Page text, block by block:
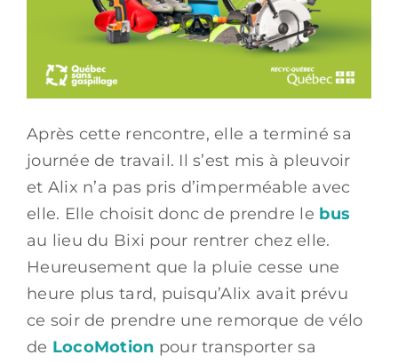
Après cette rencontre, elle a terminé sa
journée de travail. Il s’est mis à pleuvoir
et Alix n’a pas pris d’imperméable avec
elle. Elle choisit donc de prendre le bus
au lieu du Bixi pour rentrer chez elle.
Heureusement que la pluie cesse une
heure plus tard, puisqu’Alix avait prévu
ce soir de prendre une remorque de vélo
de LocoMotion pour transporter sa